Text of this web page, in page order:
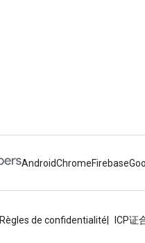
AndroidChromeFirebase
Règles de confidentialité ICP证